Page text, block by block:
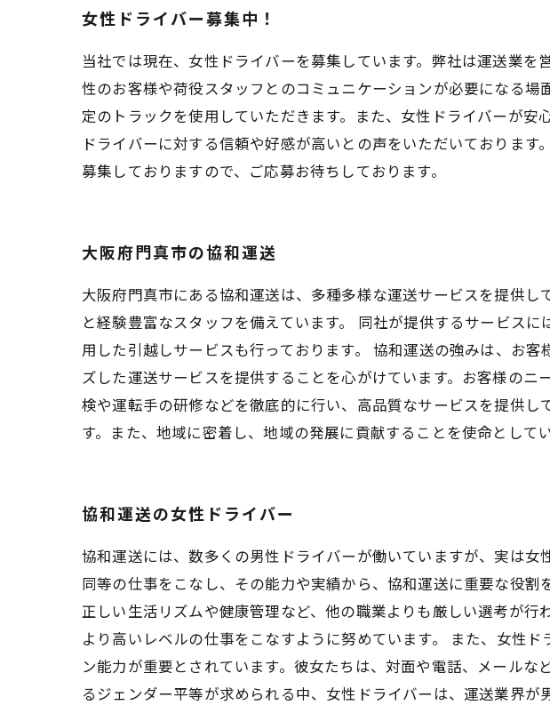
女性ドライバー募集中！
当社では現在、女性ドライバーを募集しています。弊社は運送業
性のお客様や荷役スタッフとのコミュニケーションが必要になる
定のトラックを使用していただきます。また、女性ドライバーが
ドライバーに対する信頼や好感が高いとの声をいただいておりま
募集しておりますので、ご応募お待ちしております。
大阪府門真市の協和運送
大阪府門真市にある協和運送は、多種多様な運送サービスを提供
と経験豊富なスタッフを備えています。 同社が提供するサービス
用した引越しサービスも行っております。 協和運送の強みは、お
ズした運送サービスを提供することを心がけています。お客様の
検や運転手の研修などを徹底的に行い、高品質なサービスを提供
す。また、地域に密着し、地域の発展に貢献することを使命としてい
協和運送の女性ドライバー
協和運送には、数多くの男性ドライバーが働いていますが、実は
同等の仕事をこなし、その能力や実績から、協和運送に重要な役
正しい生活リズムや健康管理など、他の職業よりも厳しい選考が
より高いレベルの仕事をこなすように努めています。 また、女性
ン能力が重要とされています。彼女たちは、対面や電話、メール
るジェンダー平等が求められる中、女性ドライバーは、運送業界